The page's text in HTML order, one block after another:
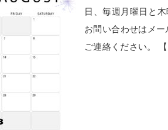
日、毎週月曜日と
お問い合わせはメ
ご連絡ください。